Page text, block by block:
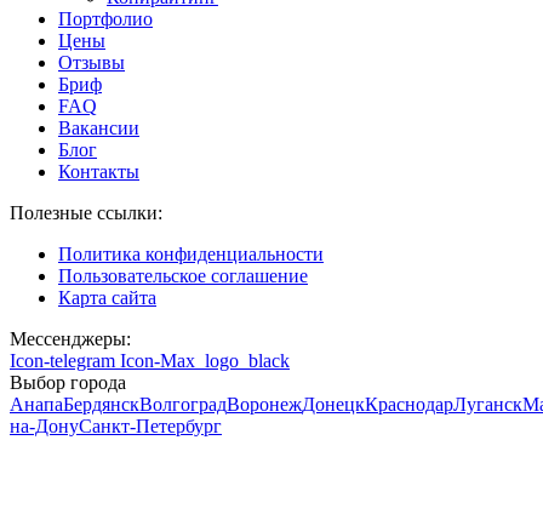
Портфолио
Цены
Отзывы
Бриф
FAQ
Вакансии
Блог
Контакты
Полезные ссылки:
Политика конфиденциальности
Пользовательское соглашение
Карта сайта
Мессенджеры:
Icon-telegram Icon-Max_logo_black
Выбор города
АнапаБердянскВолгоградВоронежДонецкКраснодарЛуганск
на-ДонуСанкт-Петербург